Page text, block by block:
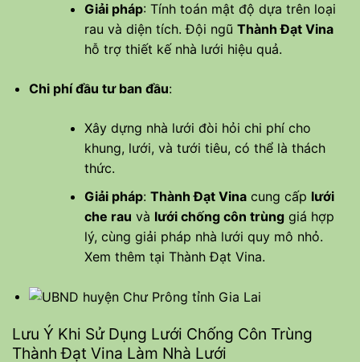
Giải pháp: Tính toán mật độ dựa trên loại
rau và diện tích. Đội ngũ Thành Đạt Vina
hỗ trợ thiết kế nhà lưới hiệu quả.
Chi phí đầu tư ban đầu:
Xây dựng nhà lưới đòi hỏi chi phí cho
khung, lưới, và tưới tiêu, có thể là thách
thức.
Giải pháp: Thành Đạt Vinacung cấp lưới
che rau và lưới chống côn trùnggiá hợp
lý, cùng giải pháp nhà lưới quy mô nhỏ.
Xem thêm tại Thành Đạt Vina.
Lưu Ý Khi Sử Dụng Lưới Chống Côn Trùng
Thành Đạt Vina Làm Nhà Lưới